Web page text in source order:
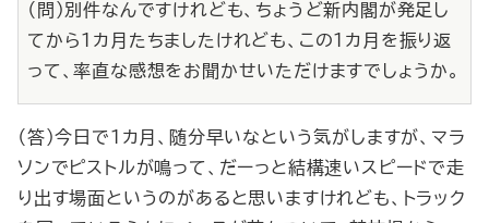
（問）別件なんですけれども、ちょうど新内閣が発足し
てから１カ月たちましたけれども、この１カ月を振り返
って、率直な感想をお聞かせいただけますでしょうか。
（答）今日で１カ月、随分早いなという気がしますが、マラ
ソンでピストルが鳴って、だーっと結構速いスピードで走
り出す場面というのがあると思いますけれども、トラック